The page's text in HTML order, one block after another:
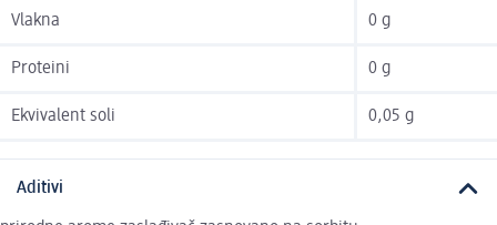
Vlakna 0 g
Proteini 0 g
Ekvivalent soli 0,05 g
Aditivi